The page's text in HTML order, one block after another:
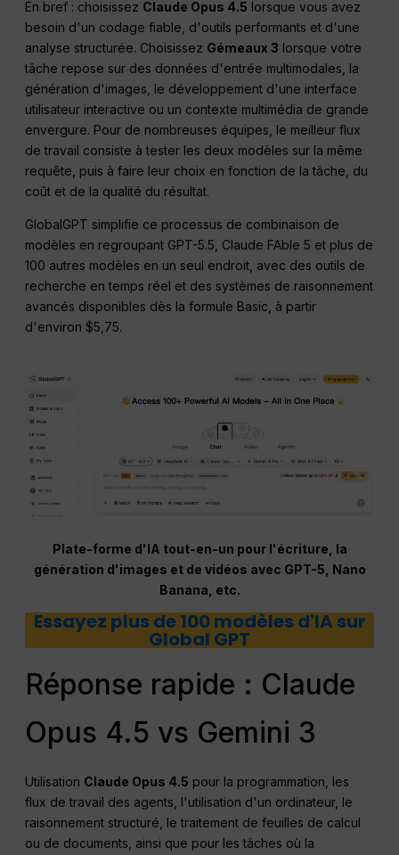
En bref : choisissez Claude Opus 4.5 lorsque vous avez
besoin d'un codage fiable, d'outils performants et d'une
analyse structurée. Choisissez Gémeaux 3 lorsque votre
tâche repose sur des données d'entrée multimodales, la
génération d'images, le développement d'une interface
utilisateur interactive ou un contexte multimédia de grande
envergure. Pour de nombreuses équipes, le meilleur flux
de travail consiste à tester les deux modèles sur la même
requête, puis à faire leur choix en fonction de la tâche, du
coût et de la qualité du résultat.
GlobalGPT simplifie ce processus de combinaison de
modèles en regroupant GPT-5.5, Claude FAble 5 et plus de
100 autres modèles en un seul endroit, avec des outils de
recherche en temps réel et des systèmes de raisonnement
avancés disponibles dès la formule Basic, à partir
d'environ $5,75.
Plate-forme d'IA tout-en-un pour l'écriture, la
génération d'images et de vidéos avec GPT-5, Nano
Banana, etc.
Essayez plus de 100 modèles d'IA sur
Global GPT
Réponse rapide : Claude
Opus 4.5 vs Gemini 3
Utilisation Claude Opus 4.5 pour la programmation, les
flux de travail des agents, l'utilisation d'un ordinateur, le
raisonnement structuré, le traitement de feuilles de calcul
ou de documents, ainsi que pour les tâches où la